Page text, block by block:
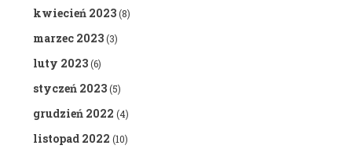
kwiecień 2023(8)
marzec 2023(3)
luty 2023(6)
styczeń 2023(5)
grudzień 2022 (4)
listopad 2022 (10)